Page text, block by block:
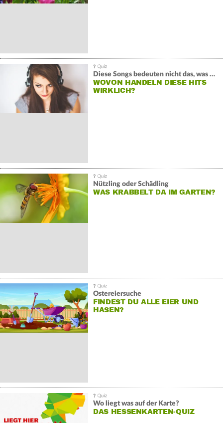
Diese Songs bedeuten nicht das, was du denkst
WOVON HANDELN DIESE HITS
WIRKLICH?
Nützling oder Schädling
WAS KRABBELT DA IM GARTEN?
Ostereiersuche
FINDEST DU ALLE EIER UND
HASEN?
Wo liegt was auf der Karte?
DAS HESSENKARTEN-QUIZ